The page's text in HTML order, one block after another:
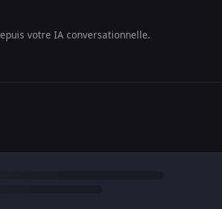
votre IA conversationnelle.